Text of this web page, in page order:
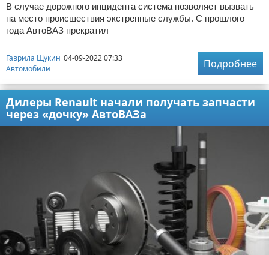
В случае дорожного инцидента система позволяет вызвать
на место происшествия экстренные службы. С прошлого
года АвтоВАЗ прекратил
Гаврила Щукин 04-09-2022 07:33
Автомобили
Подробнее
Дилеры Renault начали получать запчасти
через «дочку» АвтоВАЗа